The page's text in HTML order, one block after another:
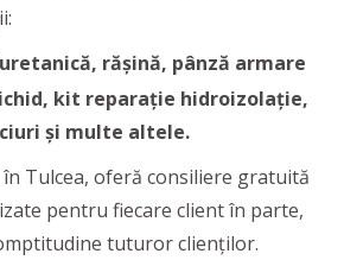
rășină, pânză armare
kit reparație hidroizolație,
și multe altele.
în Tulcea, oferă consiliere gratuită
pentru fiecare client în parte,
tuturor clienților.